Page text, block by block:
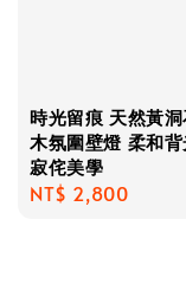
時光留痕 天然黃
木氛圍壁燈 柔和
寂侘美學
Regular
NT$ 2,800